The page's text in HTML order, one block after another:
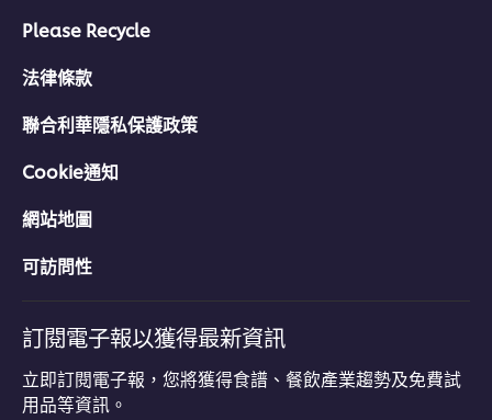
Please Recycle
法律條款
聯合利華隱私保護政策
Cookie通知
網站地圖
可訪問性
訂閱電子報以獲得最新資訊
立即訂閱電子報，您將獲得食譜、餐飲產業趨勢及免費試
用品等資訊。